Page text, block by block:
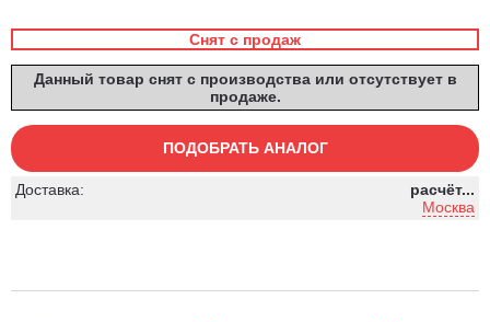
Снят с продаж
Данный товар снят с производства или отсутствует в
продаже.
ПОДОБРАТЬ АНАЛОГ
Доставка:
расчёт...
Москва